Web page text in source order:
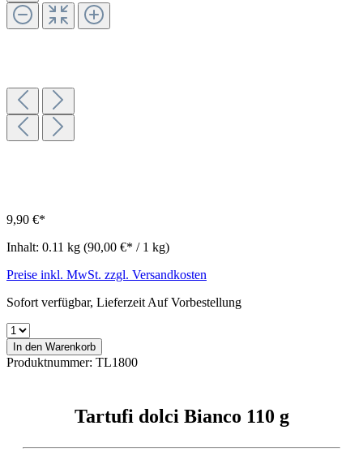
9,90 €*
Inhalt: 0.11 kg (90,00 €* / 1 kg)
Preise inkl. MwSt. zzgl. Versandkosten
Sofort verfügbar, Lieferzeit Auf Vorbestellung
In den Warenkorb
Produktnummer: TL1800
Tartufi dolci Bianco 110 g